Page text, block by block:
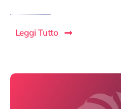
Leggi Tutto